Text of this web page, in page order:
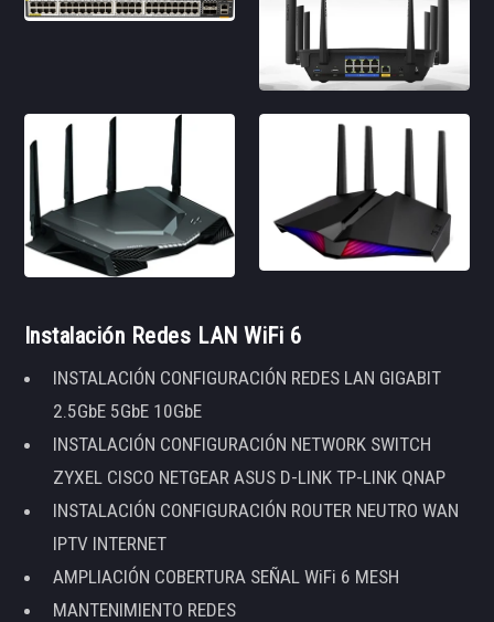
Instalación Redes LAN WiFi 6
INSTALACIÓN CONFIGURACIÓN REDES LAN GIGABIT
2.5GbE 5GbE 10GbE
INSTALACIÓN CONFIGURACIÓN NETWORK SWITCH
ZYXEL CISCO NETGEAR ASUS D-LINK TP-LINK QNAP
INSTALACIÓN CONFIGURACIÓN ROUTER NEUTRO WAN
IPTV INTERNET
AMPLIACIÓN COBERTURA SEÑAL WiFi 6 MESH
MANTENIMIENTO REDES